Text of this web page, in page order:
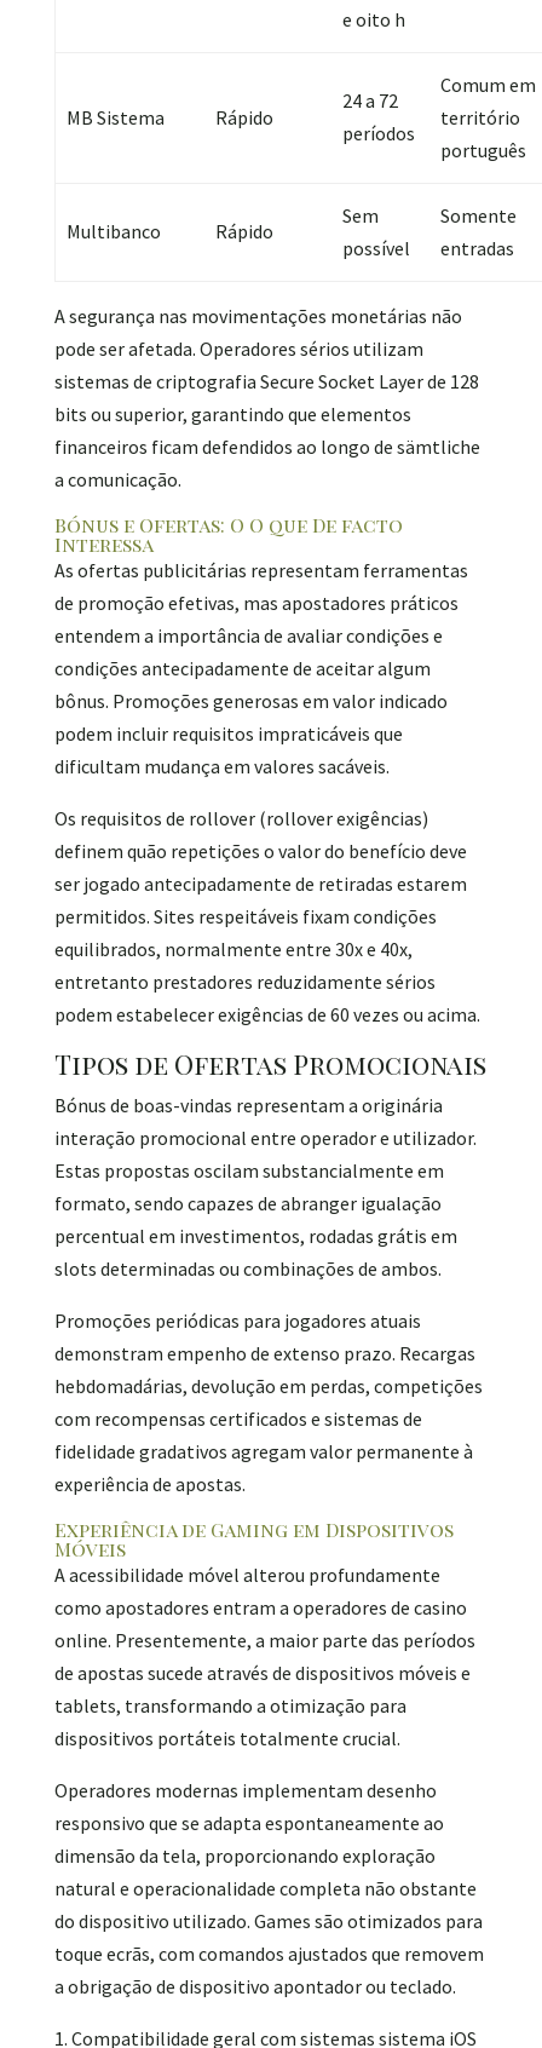
e oito h
MB Sistema Rápido
24 a 72
períodos
Comum em
território
português
Multibanco Rápido
Sem
possível
Somente
entradas
A segurança nas movimentações monetárias não
pode ser afetada. Operadores sérios utilizam
sistemas de criptografia Secure Socket Layer de 128
bits ou superior, garantindo que elementos
financeiros ficam defendidos ao longo de sämtliche
a comunicação.
Bónus e Ofertas: O O que De facto
Interessa
As ofertas publicitárias representam ferramentas
de promoção efetivas, mas apostadores práticos
entendem a importância de avaliar condições e
condições antecipadamente de aceitar algum
bônus. Promoções generosas em valor indicado
podem incluir requisitos impraticáveis que
dificultam mudança em valores sacáveis.
Os requisitos de rollover (rollover exigências)
definem quão repetições o valor do benefício deve
ser jogado antecipadamente de retiradas estarem
permitidos. Sites respeitáveis fixam condições
equilibrados, normalmente entre 30x e 40x,
entretanto prestadores reduzidamente sérios
podem estabelecer exigências de 60 vezes ou acima.
Tipos de Ofertas Promocionais
Bónus de boas-vindas representam a originária
interação promocional entre operador e utilizador.
Estas propostas oscilam substancialmente em
formato, sendo capazes de abranger igualação
percentual em investimentos, rodadas grátis em
slots determinadas ou combinações de ambos.
Promoções periódicas para jogadores atuais
demonstram empenho de extenso prazo. Recargas
hebdomadárias, devolução em perdas, competições
com recompensas certificados e sistemas de
fidelidade gradativos agregam valor permanente à
experiência de apostas.
Experiência de Gaming em Dispositivos
Móveis
A acessibilidade móvel alterou profundamente
como apostadores entram a operadores de casino
online. Presentemente, a maior parte das períodos
de apostas sucede através de dispositivos móveis e
tablets, transformando a otimização para
dispositivos portáteis totalmente crucial.
Operadores modernas implementam desenho
responsivo que se adapta espontaneamente ao
dimensão da tela, proporcionando exploração
natural e operacionalidade completa não obstante
do dispositivo utilizado. Games são otimizados para
toque ecrãs, com comandos ajustados que removem
a obrigação de dispositivo apontador ou teclado.
Compatibilidade geral com sistemas sistema iOS